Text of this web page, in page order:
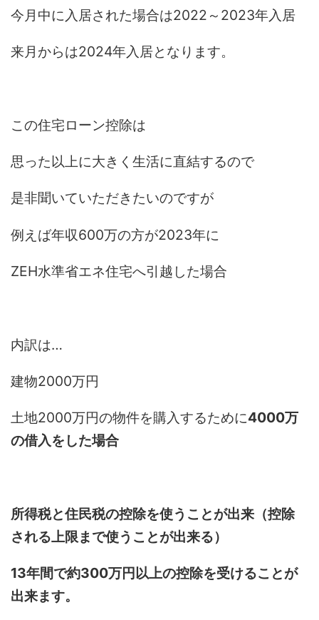
今月中に入居された場合は2022～2023年入居
来月からは2024年入居となります。
この住宅ローン控除は
思った以上に大きく生活に直結するので
是非聞いていただきたいのですが
例えば年収600万の方が2023年に
ZEH水準省エネ住宅へ引越した場合
内訳は…
建物2000万円
土地2000万円の物件を購入するために4000万
の借入をした場合
所得税と住民税の控除を使うことが出来（控除
される上限まで使うことが出来る）
13年間で約300万円以上の控除を受けることが
出来ます。